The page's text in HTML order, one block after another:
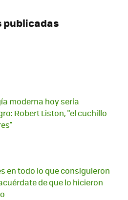
publicadas
moderna hoy sería
Robert Liston, "el cuchillo
en todo lo que consiguieron
de que lo hicieron